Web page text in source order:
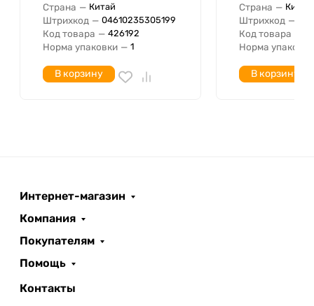
Страна — Китай
Штрихкод — 04610235305199
Код товара — 426192
Норма упаковки — 1
В корзину
Страна — Китай
Штрихкод —
Код товара
Норма упаковки
В корзину
Интернет-магазин
Компания
Покупателям
Помощь
Контакты